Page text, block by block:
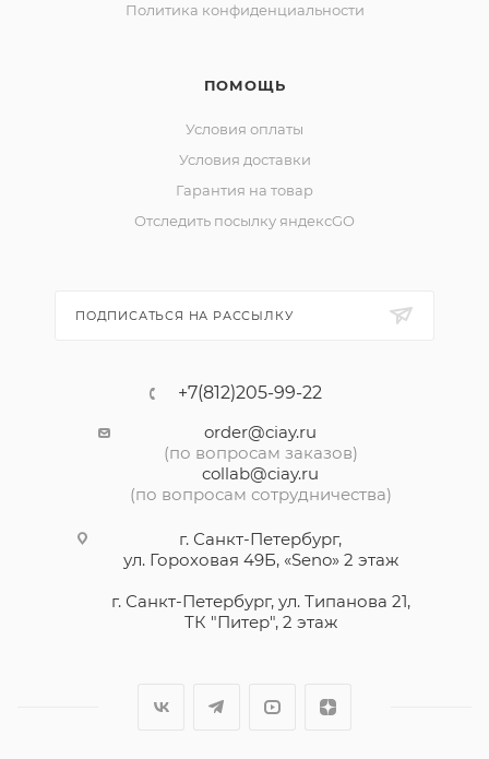
Политика конфиденциальности
ПОМОЩЬ
Условия оплаты
Условия доставки
Гарантия на товар
Отследить посылку яндексGO
ПОДПИСАТЬСЯ НА РАССЫЛКУ
+7(812)205-99-22
order@ciay.ru
(по вопросам заказов)
collab@ciay.ru
(по вопросам сотрудничества)
г. Санкт-Петербург,
ул. Гороховая 49Б, «Seno» 2 этаж
г. Санкт-Петербург, ул. Типанова 21,
ТК "Питер", 2 этаж